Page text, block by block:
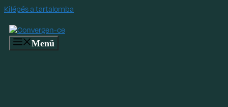
Kilépés a tartalomba
Menü